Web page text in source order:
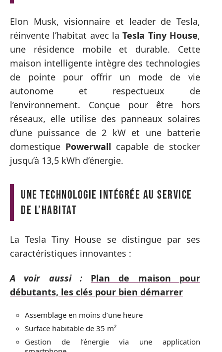
Elon Musk, visionnaire et leader de Tesla,
réinvente l’habitat avec laTesla Tiny House,
une résidence mobile et durable. Cette
maison intelligente intègre des technologies
de pointe pour offrir un mode de vie
autonome et respectueux de
l’environnement. Conçue pour être hors
réseaux, elle utilise des panneaux solaires
d’une puissance de 2 kW et une batterie
domestique Powerwall capable de stocker
jusqu’à 13,5 kWh d’énergie.
Une technologie intégrée au service
de l’habitat
La Tesla Tiny House se distingue par ses
caractéristiques innovantes :
A voir aussi :
Plan de maison pour
débutants, les clés pour bien démarrer
Assemblage en moins d’une heure
Surface habitable de 35 m²
Gestion de l’énergie via une application